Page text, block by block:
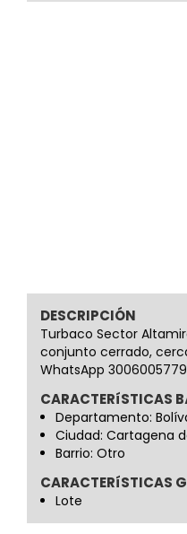
DESCRIPCIÓN
Turbaco Sector
conjunto cerrado,
WhatsApp 3006005779
CARACTERíSTICAS
Departamento:
Ciudad: Cartagena
Barrio: Otro
CARACTERíSTICAS
Lote